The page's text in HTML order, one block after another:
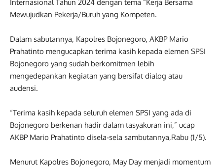
Internasional Tahun 2024 dengan tema “Kerja Bersama
Mewujudkan Pekerja/Buruh yang Kompeten.
Dalam sabutannya, Kapolres Bojonegoro, AKBP Mario
Prahatinto mengucapkan terima kasih kepada elemen SPSI
Bojonegoro yang sudah berkomitmen lebih
mengedepankan kegiatan yang bersifat dialog atau
audensi.
“Terima kasih kepada seluruh elemen SPSI yang ada di
Bojonegoro berkenan hadir dalam tasyakuran ini,” ucap
AKBP Mario Prahatinto disela-sela sambutannya,Rabu (1/5).
Menurut Kapolres Bojonegoro, May Day menjadi momentum